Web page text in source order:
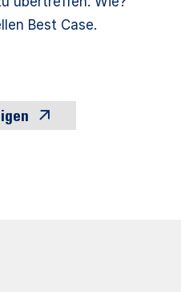
Best Case.